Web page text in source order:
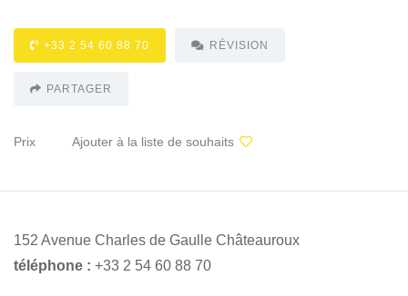
+33 2 54 60 88 70 RÉVISION
PARTAGER
Prix Ajouter à la liste de souhaits
152 Avenue Charles de Gaulle Châteauroux
téléphone : +33 2 54 60 88 70